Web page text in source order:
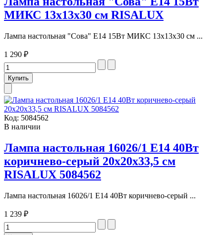
МИКС 13х13х30 см RISALUX
Лампа настольная "Сова" Е14 15Вт МИКС 13х13х30 см ...
1 290 ₽
Код: 5084562
В наличии
Лампа настольная 16026/1 E14 40Вт
коричнево-серый 20х20х33,5 см
RISALUX 5084562
Лампа настольная 16026/1 E14 40Вт коричнево-серый ...
1 239 ₽